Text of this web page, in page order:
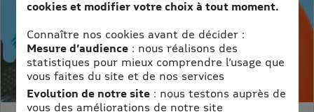
cookies et modifier votre choix à tout moment.
Connaître nos cookies avant de décider :
Mesure d’audience: nous réalisons des
statistiques pour mieux comprendre l’usage que
vous faites du site et de nos services
Evolution de notre site: nous testons auprès de
vous des améliorations de notre site